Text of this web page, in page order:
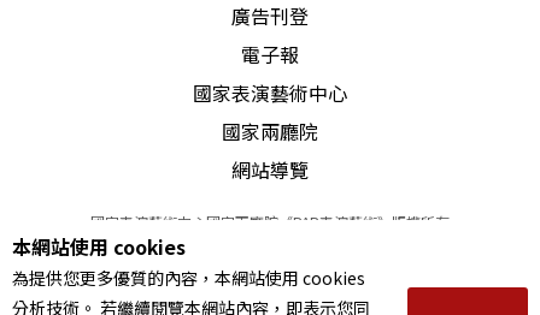
廣告刊登
電子報
國家表演藝術中心
國家兩廳院
網站導覽
國家表演藝術中心國家兩廳院《PAR表演藝術》版權所有
© 2022Performing arts redefined. All Rights Reserved
統一編號 Tax Id number 00973926
本站所提供相關演出資訊，如有異動應以主辦單位公告為準。
本網站使用 cookies
為提供您更多優質的內容，本網站使用 cookies
分析技術。 若繼續閱覽本網站內容，即表示您同